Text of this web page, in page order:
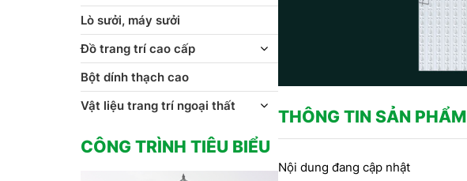
THÔNG TIN SẢN PHẨM
Nội dung đang cập nhật
Lò sưởi, máy sưởi
Đồ trang trí cao cấp
Bột dính thạch cao
Vật liệu trang trí ngoại thất
CÔNG TRÌNH TIÊU BIỂU